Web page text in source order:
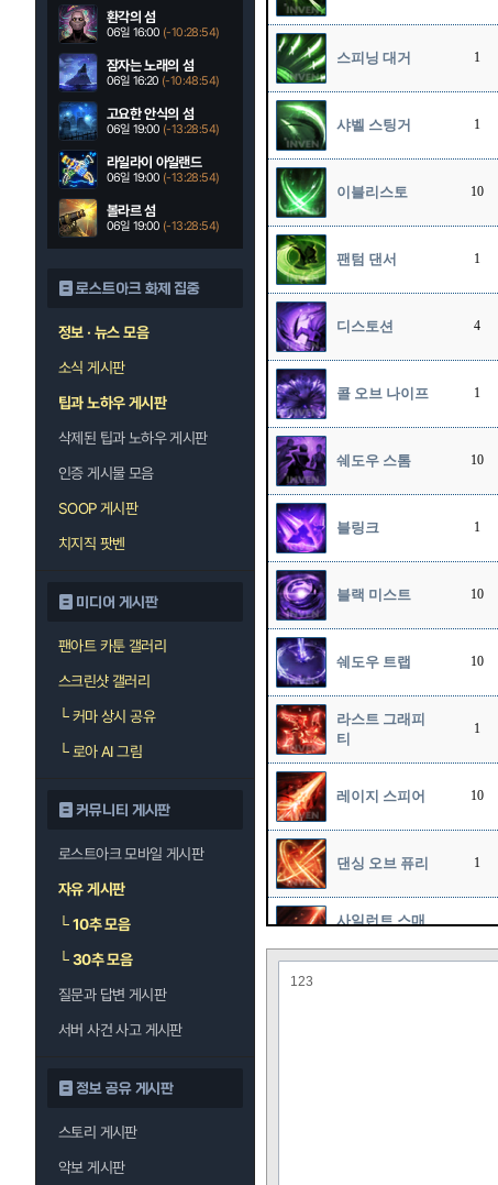
환각의 섬
06일 16:00 (-10:28:52)
잠자는 노래의 섬
06일 16:20 (-10:48:52)
고요한 안식의 섬
06일 19:00 (-13:28:52)
라일라이 아일랜드
06일 19:00 (-13:28:52)
볼라르 섬
06일 19:00 (-13:28:52)
로스트아크 화제 집중
정보 · 뉴스 모음
소식 게시판
팁과 노하우 게시판
삭제된 팁과 노하우 게시판
인증 게시물 모음
SOOP 게시판
치지직 팟벤
미디어 게시판
팬아트 카툰 갤러리
스크린샷 갤러리
└커마 상시 공유
└로아 AI 그림
커뮤니티 게시판
로스트아크 모바일 게시판
자유 게시판
└10추 모음
└30추 모음
질문과 답변 게시판
서버 사건 사고 게시판
정보 공유 게시판
스토리 게시판
악보 게시판
스피닝 대거 1
샤벨 스팅거 1
이블리스토 10
팬텀 댄서 1
디스토션 4
콜 오브 나이프 1
쉐도우 스톰 10
블링크 1
블랙 미스트 10
쉐도우 트랩 10
라스트 그래피
티
1
레이지 스피어 10
댄싱 오브 퓨리 1
사일런트 스매
10
123